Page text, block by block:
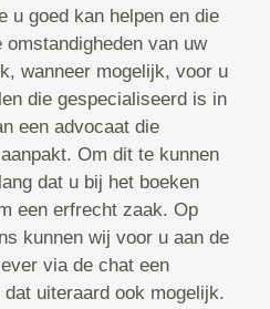
u goed kan helpen en die
van uw
wanneer mogelijk, voor u
die gespecialiseerd is in
een advocaat die
Om dit te kunnen
dat u bij het boeken
een erfrecht zaak. Op
kunnen wij voor u aan de
via de chat een
uiteraard ook mogelijk.